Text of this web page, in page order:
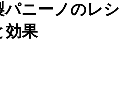
パニーノのレシ
効果